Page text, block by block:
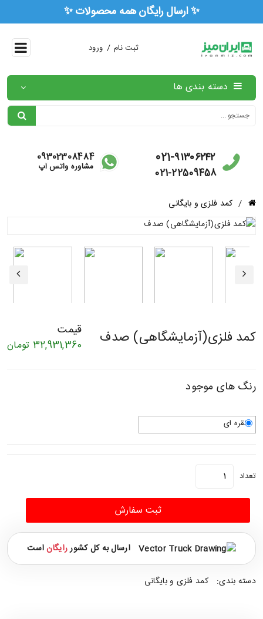
ثبت نام / ورود
دسته بندی ها
021-۹۱۳۰۶۲۴۲
021-22509458
09302308484
مشاوره واتس آپ
/ کمد فلزی و بایگانی
کمد فلزی(آزمایشگاهی) صدف قیمت
32,931,360 تومان
رنگ های موجود
نقره ای
تعداد
ثبت سفارش
ارسال به کل کشوررایگاناست
دسته بندی: کمد فلزی و بایگانی